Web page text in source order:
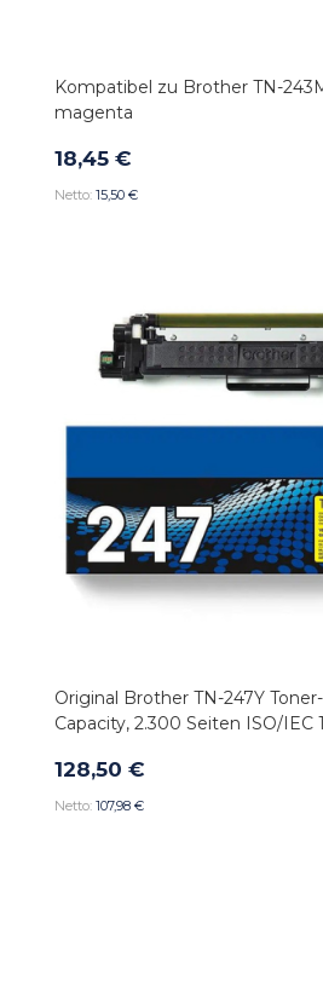
Kompatibel zu Brother TN-
magenta
18,45 €
15,50 €
Original Brother TN-247Y
Capacity, 2.300 Seiten ISO/IEC
128,50 €
107,98 €